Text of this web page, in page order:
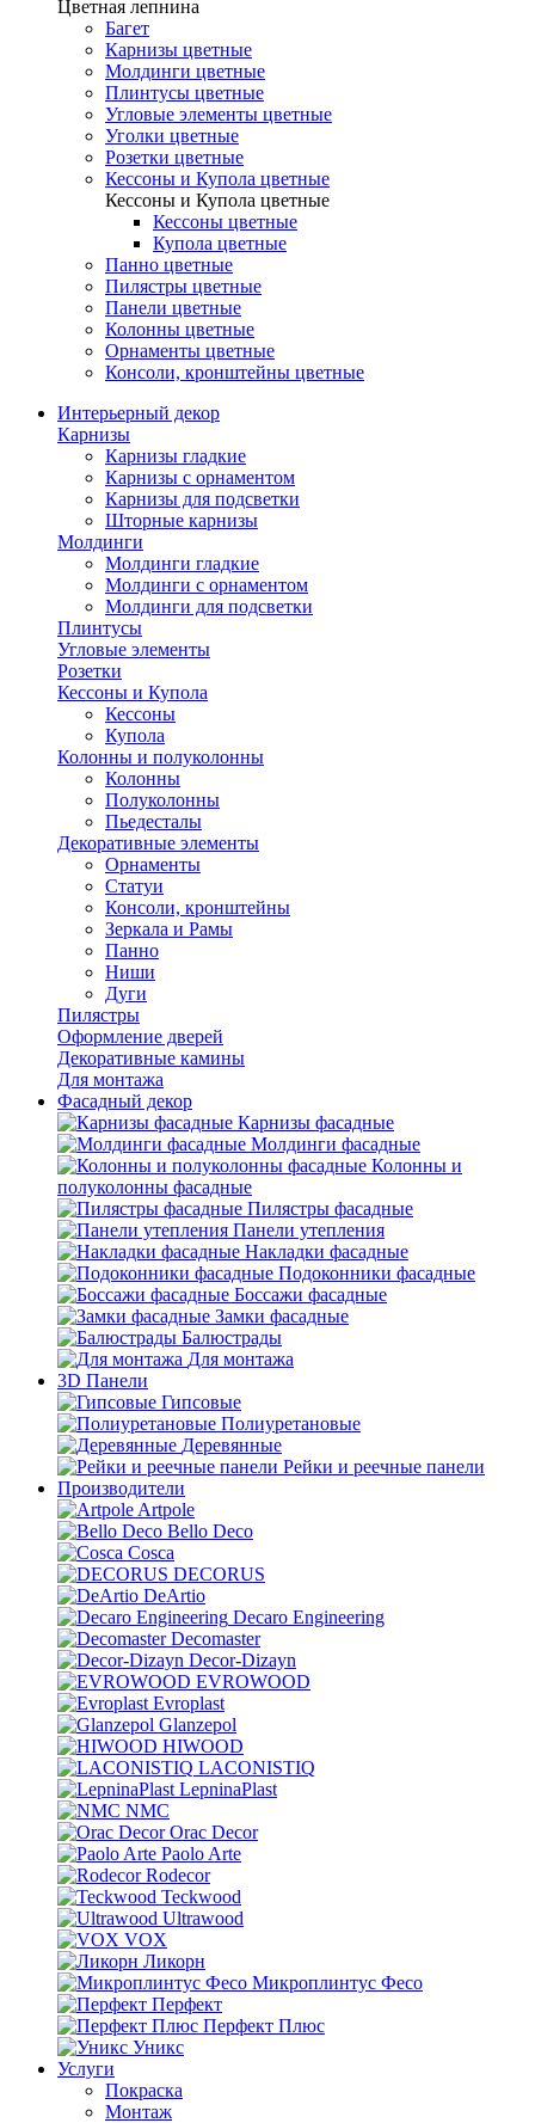
Цветная лепнина
Багет
Карнизы цветные
Молдинги цветные
Плинтусы цветные
Угловые элементы цветные
Уголки цветные
Розетки цветные
Кессоны и Купола цветные
Кессоны и Купола цветные
Кессоны цветные
Купола цветные
Панно цветные
Пилястры цветные
Панели цветные
Колонны цветные
Орнаменты цветные
Консоли, кронштейны цветные
Интерьерный декор
Карнизы
Карнизы гладкие
Карнизы с орнаментом
Карнизы для подсветки
Шторные карнизы
Молдинги
Молдинги гладкие
Молдинги с орнаментом
Молдинги для подсветки
Плинтусы
Угловые элементы
Розетки
Кессоны и Купола
Кессоны
Купола
Колонны и полуколонны
Колонны
Полуколонны
Пьедесталы
Декоративные элементы
Орнаменты
Статуи
Консоли, кронштейны
Зеркала и Рамы
Панно
Ниши
Дуги
Пилястры
Оформление дверей
Декоративные камины
Для монтажа
Фасадный декор
Карнизы фасадные
Молдинги фасадные
Колонны и
полуколонны фасадные
Пилястры фасадные
Панели утепления
Накладки фасадные
Подоконники фасадные
Боссажи фасадные
Замки фасадные
Балюстрады
Для монтажа
3D Панели
Гипсовые
Полиуретановые
Деревянные
Рейки и реечные панели
Производители
Artpole
Bello Deco
Cosca
DECORUS
DeArtio
Decaro Engineering
Decomaster
Decor-Dizayn
EVROWOOD
Evroplast
Glanzepol
HIWOOD
LACONISTIQ
LepninaPlast
NMC
Orac Decor
Paolo Arte
Rodecor
Teckwood
Ultrawood
VOX
Ликорн
Микроплинтус Фесо
Перфект
Перфект Плюс
Уникс
Услуги
Покраска
Монтаж